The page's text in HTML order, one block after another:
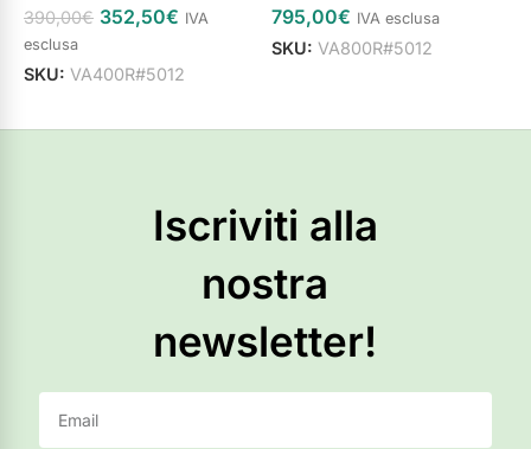
390,00€ 352,50€ IVA
esclusa
SKU: VA400R#5012
795,00€ IVA esclusa
SKU: VA800R#5012
Iscriviti alla
nostra
newsletter!